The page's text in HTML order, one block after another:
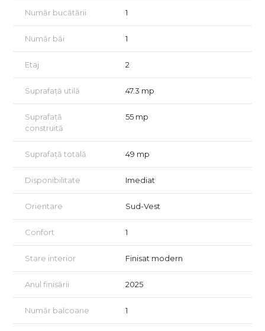
din chirie.
Tur virtual disponibil 24/7. Vizionare la cerere.
Număr bucătării 1
Număr băi 1
Etaj 2
Suprafață utilă 47.3 mp
Suprafață
construită
55 mp
Suprafață totală 49 mp
Disponibilitate Imediat
Orientare Sud-Vest
Confort 1
Stare interior Finisat modern
Anul finisării 2025
Număr balcoane 1